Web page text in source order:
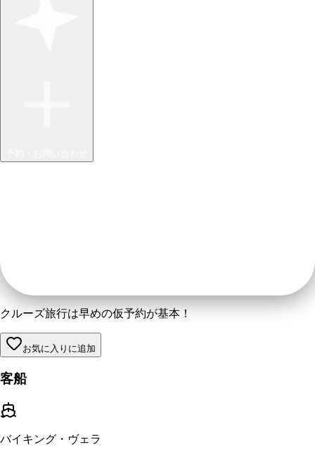
クルーズ旅行は早めの仮予約が基本！
お気に入りに追加
客船
バイキング・ヴェラ